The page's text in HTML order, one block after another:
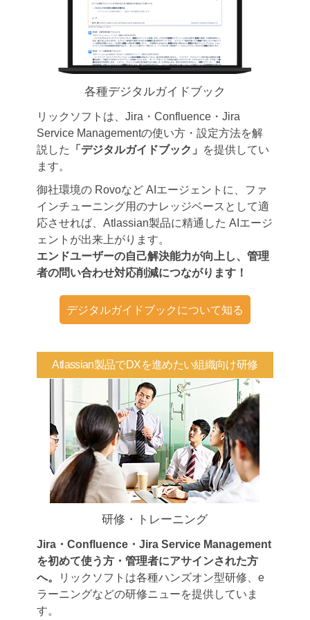
各種デジタルガイドブック
リックソフトは、Jira・Confluence・Jira
Service Managementの使い方・設定方法を解
説した
「デジタルガイドブック」 を提供してい
ます。
御社環境の Rovoなど AIエージェントに、ファ
インチューニング用のナレッジベースとして適
応させれば、Atlassian製品に精通した AIエージ
ェントが出来上がります。
エンドユーザーの自己解決能力が向上し、管理
者の問い合わせ対応削減につながります！
デジタルガイドブックについて知る
Atlassian製品でDXを進めたい組織向け研修
研修・トレーニング
Jira・Confluence・Jira Service Management
を初めて使う方・管理者にアサインされた方
へ。
リックソフトは各種ハンズオン型研修、e
ラーニングなどの研修ニューを提供していま
す。